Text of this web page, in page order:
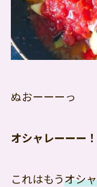
ぬおーーーっ
オシャレーーー！
これはもうオシ